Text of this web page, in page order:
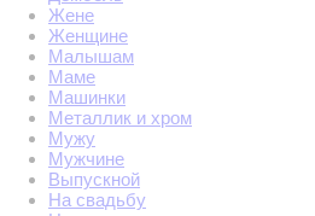
Жене
Женщине
Малышам
Маме
Машинки
Металлик и хром
Мужу
Мужчине
Выпускной
На свадьбу